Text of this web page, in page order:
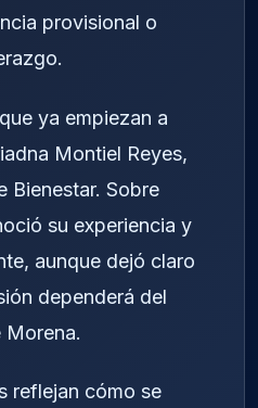
provisional o
ya empiezan a
Montiel Reyes,
Bienestar. Sobre
su experiencia y
aunque dejó claro
dependerá del
Morena.
reflejan cómo se